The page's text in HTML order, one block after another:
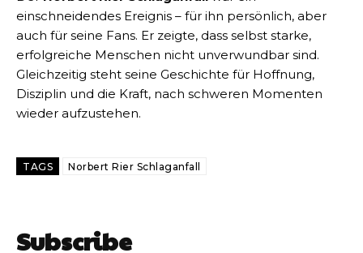
einschneidendes Ereignis – für ihn persönlich, aber
auch für seine Fans. Er zeigte, dass selbst starke,
erfolgreiche Menschen nicht unverwundbar sind.
Gleichzeitig steht seine Geschichte für Hoffnung,
Disziplin und die Kraft, nach schweren Momenten
wieder aufzustehen.
TAGS Norbert Rier Schlaganfall
Subscribe